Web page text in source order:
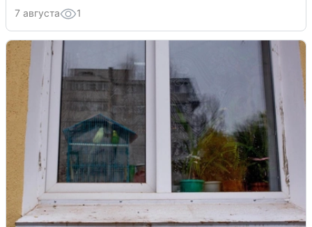
7 августа 1